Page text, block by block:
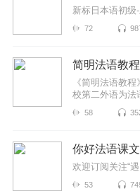
新标日本语初级-
72
简明法语教
《简明法语教
校第二外语为法
58
你好法语课
欢迎订阅关注“
53